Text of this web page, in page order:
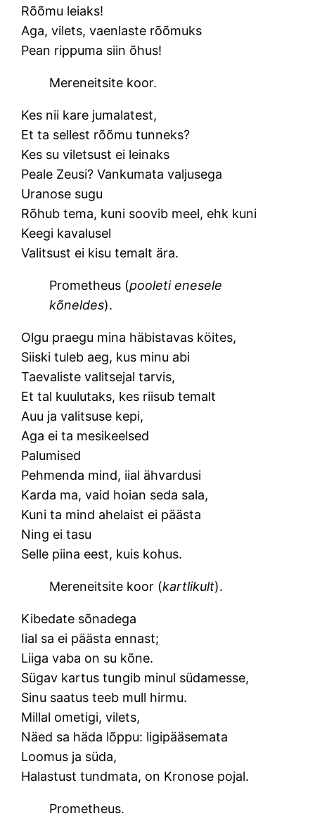
Rõõmu leiaks!
Aga, vilets, vaenlaste rõõmuks
Pean rippuma siin õhus!
Mereneitsite koor.
Kes nii kare jumalatest,
Et ta sellest rõõmu tunneks?
Kes su viletsust ei leinaks
Peale Zeusi? Vankumata valjusega
Uranose sugu
Rõhub tema, kuni soovib meel, ehk kuni
Keegi kavalusel
Valitsust ei kisu temalt ära.
Prometheus (pooleti enesele
kõneldes).
Olgu praegu mina häbistavas köites,
Siiski tuleb aeg, kus minu abi
Taevaliste valitsejal tarvis,
Et tal kuulutaks, kes riisub temalt
Auu ja valitsuse kepi,
Aga ei ta mesikeelsed
Palumised
Pehmenda mind, iial ähvardusi
Karda ma, vaid hoian seda sala,
Kuni ta mind ahelaist ei päästa
Ning ei tasu
Selle piina eest, kuis kohus.
Mereneitsite koor (kartlikult).
Kibedate sõnadega
Iial sa ei päästa ennast;
Liiga vaba on su kõne.
Sügav kartus tungib minul südamesse,
Sinu saatus teeb mull hirmu.
Millal ometigi, vilets,
Näed sa häda lõppu: ligipääsemata
Loomus ja süda,
Halastust tundmata, on Kronose pojal.
Prometheus.